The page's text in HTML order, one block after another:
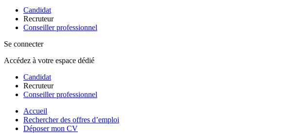
Candidat
Recruteur
Conseiller professionnel
Se connecter
Accédez à votre espace dédié
Candidat
Recruteur
Conseiller professionnel
Accueil
Rechercher des offres d’emploi
Déposer mon CV